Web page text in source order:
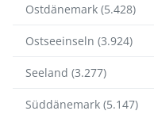
Ostdänemark (5.428)
Ostseeinseln (3.924)
Seeland (3.277)
Süddänemark (5.147)